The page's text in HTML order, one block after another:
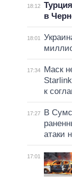
18:12
в
18:01
17:34
Маск
к
17:27
В
атаки
17:01